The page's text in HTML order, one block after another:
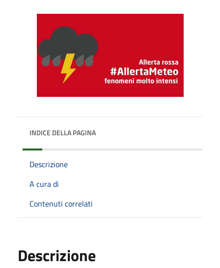
INDICE DELLA PAGINA
Descrizione
A cura di
Contenuti correlati
Descrizione